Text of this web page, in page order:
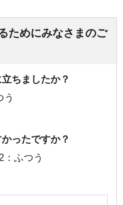
ためにみなさまのご
ちましたか？
う
ったですか？
2：ふつう